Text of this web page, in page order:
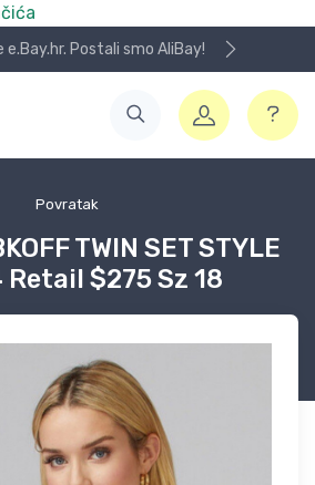
e.Bay.hr. Postali smo AliBay!
Povratak
TWIN SET STYLE
Retail $275 Sz 18